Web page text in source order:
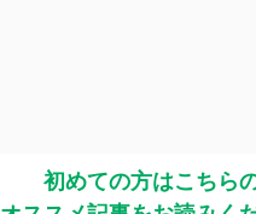
初めての方はこちら